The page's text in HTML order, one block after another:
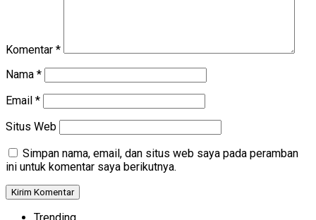
Komentar *
Nama *
Email *
Situs Web
Simpan nama, email, dan situs web saya pada peramban
ini untuk komentar saya berikutnya.
Trending